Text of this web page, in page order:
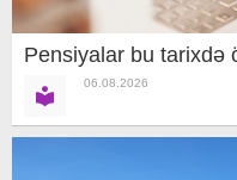
Pensiyalar bu tarixdə
06.08.2026